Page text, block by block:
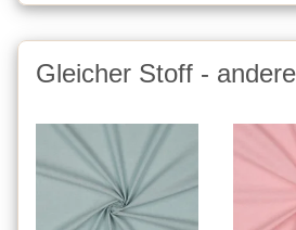
Gleicher Stoff -